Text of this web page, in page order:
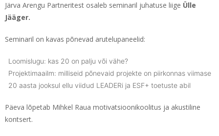
Järva Arengu Partneritest osaleb seminaril juhatuse liige Ülle
Jääger.
Seminaril on kavas põnevad arutelupaneelid:
Loomislugu: kas 20 on palju või vähe?
Projektimaailm: milliseid põnevaid projekte on piirkonnas viimase
20 aasta jooksul ellu viidud LEADERi ja ESF+ toetuste abil
Päeva lõpetab Mihkel Raua motivatsioonikoolitus ja akustiline
kontsert.